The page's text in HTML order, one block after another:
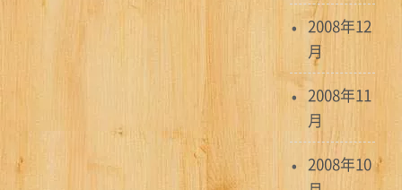
2008年12
月
2008年11
月
2008年10